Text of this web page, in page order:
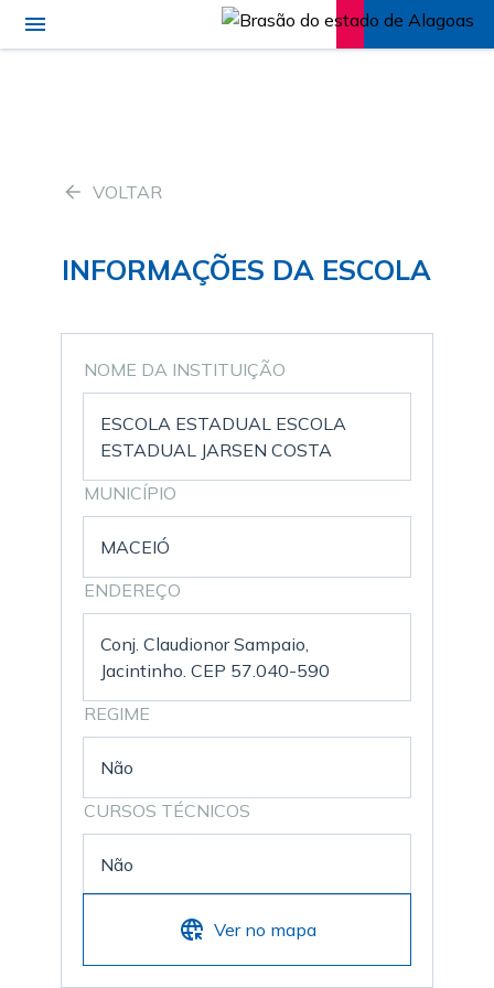
VOLTAR
INFORMAÇÕES DA ESCOLA
NOME DA INSTITUIÇÃO
ESCOLA ESTADUAL ESCOLA
ESTADUAL JARSEN COSTA
MUNICÍPIO
MACEIÓ
ENDEREÇO
Conj. Claudionor Sampaio,
Jacintinho. CEP 57.040-590
REGIME
Não
CURSOS TÉCNICOS
Não
Ver no mapa